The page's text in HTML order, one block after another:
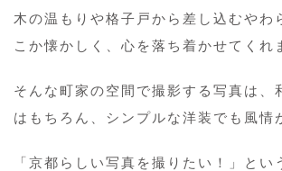
木の温もりや格子戸から差し込むやわ
こか懐かしく、心を落ち着かせてくれ
そんな町家の空間で撮影する写真は、
はもちろん、シンプルな洋装でも風情
「京都らしい写真を撮りたい！」とい